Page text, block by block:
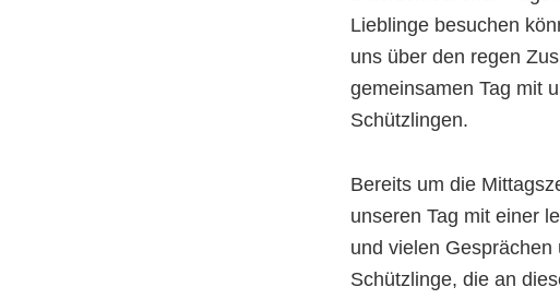
Lieblinge besuchen
uns über den regen
gemeinsamen Tag mit
Schützlingen.
Bereits um die
unseren Tag mit einer
und vielen Gesprächen
Schützlinge, die an